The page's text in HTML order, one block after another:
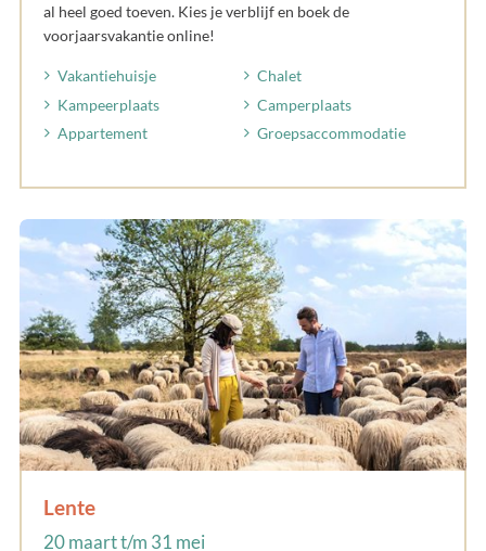
al heel goed toeven. Kies je verblijf en boek de
voorjaarsvakantie online!
Vakantiehuisje
Chalet
Kampeerplaats
Camperplaats
Appartement
Groepsaccommodatie
Lente
20 maart t/m 31 mei